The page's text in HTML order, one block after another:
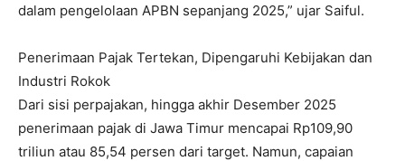
dalam pengelolaan APBN sepanjang 2025,” ujar Saiful.
Penerimaan Pajak Tertekan, Dipengaruhi Kebijakan dan
Industri Rokok
Dari sisi perpajakan, hingga akhir Desember 2025
penerimaan pajak di Jawa Timur mencapai Rp109,90
triliun atau 85,54 persen dari target. Namun, capaian